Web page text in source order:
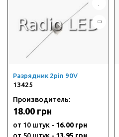
Разрядник 2pin 90V
13425
Производитель:
18.00 грн
от 10 штук - 16.00 грн